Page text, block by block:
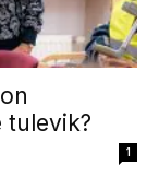
tulevik?
1